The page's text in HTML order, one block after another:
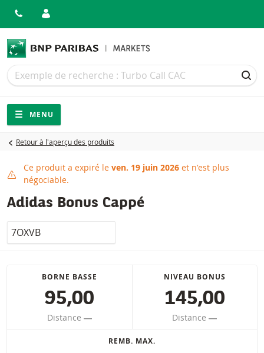
Recherche
Recherche
Navigation
Navigation sur le site
MENU
Retour à l'aperçu des produits
Ce produit a expiré
Ce produit a expiré le ven. 19 juin 2026 et n'est plus
négociable.
Adidas Bonus Cappé
LocalCode
BORNE BASSE
95,00
Distance ―
NIVEAU BONUS
145,00
Distance ―
REMB. MAX.